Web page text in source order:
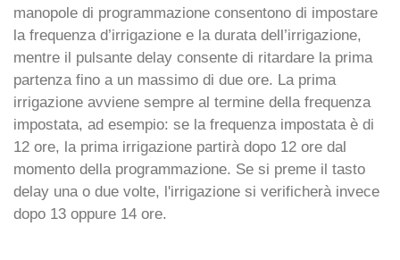
manopole di programmazione consentono di impostare
la frequenza d’irrigazione e la durata dell’irrigazione,
mentre il pulsante delay consente di ritardare la prima
partenza fino a un massimo di due ore. La prima
irrigazione avviene sempre al termine della frequenza
impostata, ad esempio: se la frequenza impostata è di
12 ore, la prima irrigazione partirà dopo 12 ore dal
momento della programmazione. Se si preme il tasto
delay una o due volte, l'irrigazione si verificherà invece
dopo 13 oppure 14 ore.